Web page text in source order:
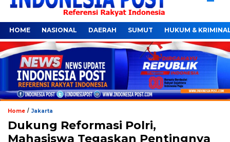
HOME NASIONAL DAERAH SUMUT HUKUM &
Home / Jakarta
Dukung Reformasi Polri,
Mahasiswa Tegaskan Pentingnya